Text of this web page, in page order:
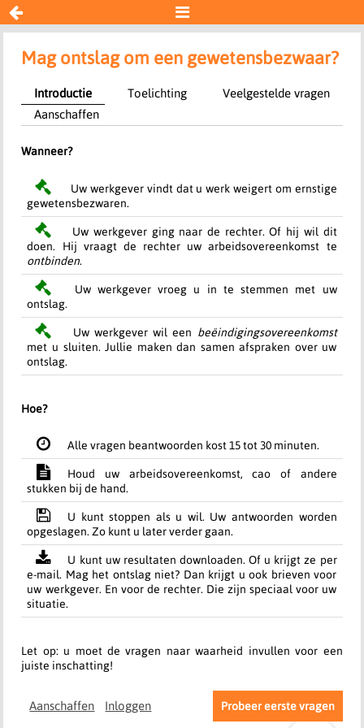
 
Ernstig gewetensbezwaar
Overig
Transitievergoeding WAB
Resultaat
Begin opnieuw
Mag ontslag om een gewetensbezwaar?
Introductie Toelichting
Veelgestelde vragen
Aanschaffen
Wanneer?
Uw werkgever vindt dat u werk weigert om ernstige
gewetensbezwaren.
Uw werkgever ging naar de rechter. Of hij wil dit
doen. Hij vraagt de rechter uw arbeidsovereenkomst te
ontbinden.
Uw werkgever vroeg u in te stemmen met uw
ontslag.
Uw werkgever wil een beëindigingsovereenkomst
met u sluiten. Jullie maken dan samen afspraken over uw
ontslag.
Hoe?
Alle vragen beantwoorden kost 15 tot 30 minuten.
Houd uw arbeidsovereenkomst, cao of andere
stukken bij de hand.
U kunt stoppen als u wil. Uw antwoorden worden
opgeslagen. Zo kunt u later verder gaan.
U kunt uw resultaten downloaden. Of u krijgt ze per
e-mail. Mag het ontslag niet? Dan krijgt u ook brieven voor
uw werkgever. En voor de rechter. Die zijn speciaal voor uw
situatie.
Let op: u moet de vragen naar waarheid invullen voor een
juiste inschatting!
Probeer eerste vragen
Aanschaffen Inloggen